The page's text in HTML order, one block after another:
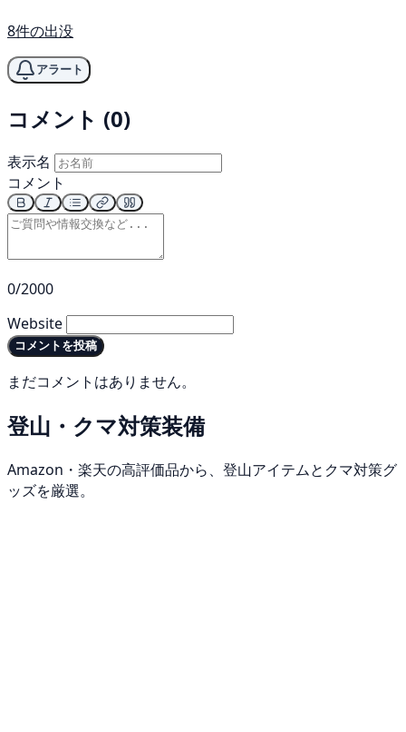
8件の出没
アラート
コメント (0)
表示名
コメント
0/2000
Website
コメントを投稿
まだコメントはありません。
登山・クマ対策装備
Amazon・楽天の高評価品から、登山アイテムとクマ対策グ
ッズを厳選。